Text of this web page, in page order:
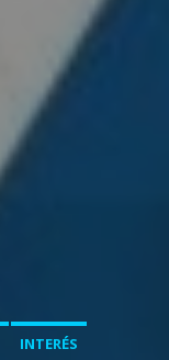
INTERÉS